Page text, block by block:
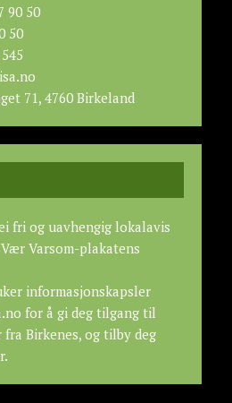
90 50
50
71, 4760 Birkeland
fri og uavhengig lokalavis
Vær Varsom-plakatens
informasjonskapsler
for å gi deg tilgang til
Birkenes, og tilby deg